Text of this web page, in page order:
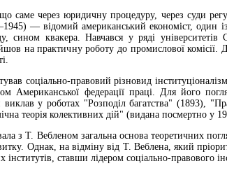
через юридичну процедуру, через суди
— відомий американський економіст, один
сином квакера. Навчався у ряді
на практичну роботу до промислової
соціально-правовий різновид
Американської федерації праці. Для його
виклав у роботах "Розподіл багатства" (1893),
теорія колективних дій" (видана посмертно у
з Т. Вебленом загальна основа теоретичних
Однак, на відміну від Т. Веблена, який
ставши лідером соціально-правового